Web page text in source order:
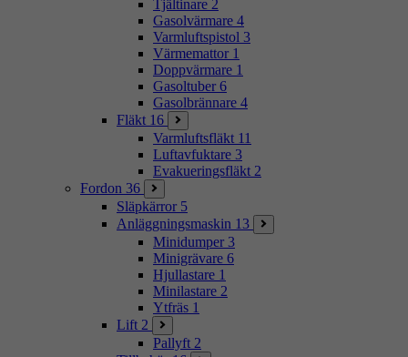
Tjältinare 2
Gasolvärmare 4
Varmluftspistol 3
Värmemattor 1
Doppvärmare 1
Gasoltuber 6
Gasolbrännare 4
Fläkt 16
Varmluftsfläkt 11
Luftavfuktare 3
Evakueringsfläkt 2
Fordon 36
Släpkärror 5
Anläggningsmaskin 13
Minidumper 3
Minigrävare 6
Hjullastare 1
Minilastare 2
Ytfräs 1
Lift 2
Pallyft 2